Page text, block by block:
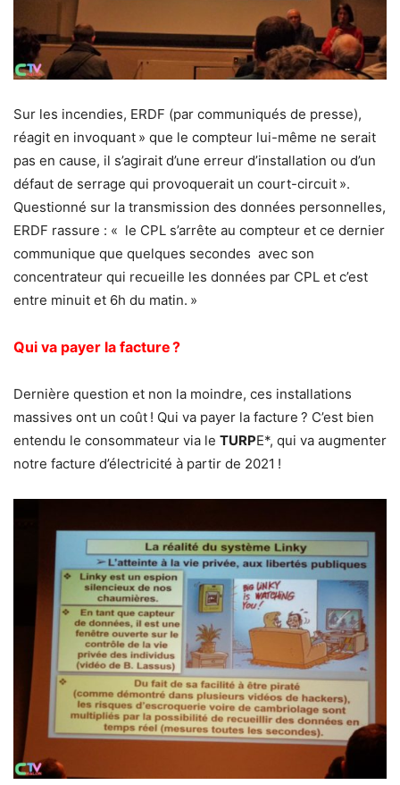
Sur les incendies, ERDF (par communiqués de presse),
réagit en invoquant » que le compteur lui-même ne serait
pas en cause, il s’agirait d’une erreur d’installation ou d’un
défaut de serrage qui provoquerait un court-circuit ».
Questionné sur la transmission des données personnelles,
ERDF rassure : « le CPL s’arrête au compteur et ce dernier
communique que quelques secondes avec son
concentrateur qui recueille les données par CPL et c’est
entre minuit et 6h du matin. »
Qui va payer la facture ?
Dernière question et non la moindre, ces installations
massives ont un coût ! Qui va payer la facture ? C’est bien
entendu le consommateur via le TURPE*, qui va augmenter
notre facture d’électricité à partir de 2021 !